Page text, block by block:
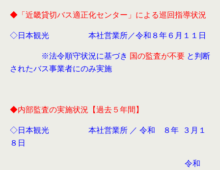
◆「近畿貸切バス適正化センター」による巡回指導状況
◇日本観光 本社営業所／令和８年６月１１日
※法令順守状況に基づき 国の監査が不要 と判断
されたバス事業者にのみ実施
◆内部監査の実施状況【過去５年間】
◇日本観光 本社営業所 ／ 令和 ８年 ３月１
８日
令和